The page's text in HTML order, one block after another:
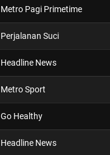
Metro Pagi Primetime
Perjalanan Suci
Headline News
Metro Sport
Go Healthy
Headline News